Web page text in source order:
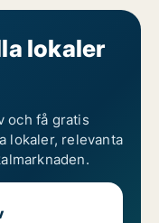
lokaler
och få gratis
lokaler, relevanta